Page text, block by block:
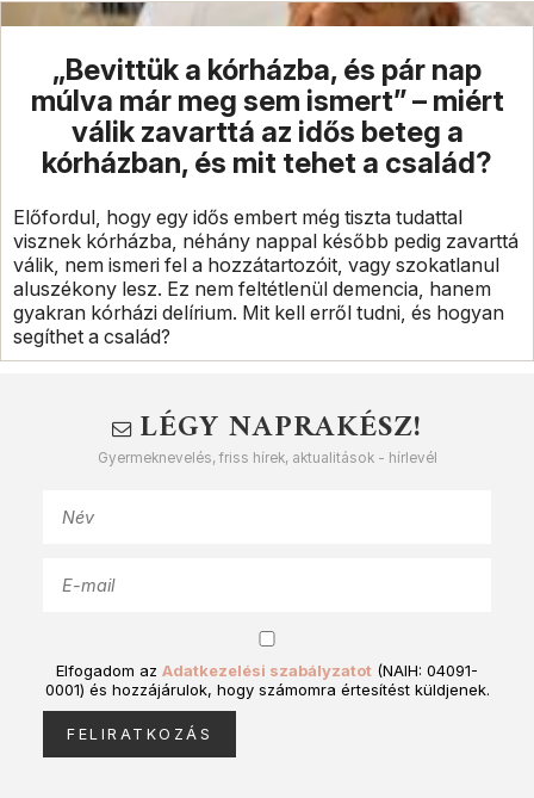
„Bevittük a kórházba, és pár nap
múlva már meg sem ismert” – miért
válik zavarttá az idős beteg a
kórházban, és mit tehet a család?
Előfordul, hogy egy idős embert még tiszta tudattal
visznek kórházba, néhány nappal később pedig zavarttá
válik, nem ismeri fel a hozzátartozóit, vagy szokatlanul
aluszékony lesz. Ez nem feltétlenül demencia, hanem
gyakran kórházi delírium. Mit kell erről tudni, és hogyan
segíthet a család?
LÉGY NAPRAKÉSZ!
Gyermeknevelés, friss hírek, aktualitások - hírlevél
Elfogadom az Adatkezelési szabályzatot (NAIH: 04091-
0001) és hozzájárulok, hogy számomra értesítést küldjenek.